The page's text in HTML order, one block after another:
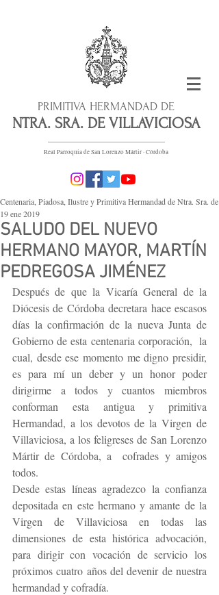
PRIMITIVA HERMANDAD DE
NTRA. SRA. DE VILLAVICIOSA
Real Parroquia de San Lorenzo Mártir · Córdoba
SALUDO DEL NUEVO
HERMANO MAYOR, MARTÍN
PEDREGOSA JIMÉNEZ
Centenaria, Piadosa, Ilustre y Primitiva Hermandad de Ntra. Sra.
19 ene 2019
Después de que la Vicaría General de la
Diócesis de Córdoba decretara hace escasos
días la confirmación de la nueva Junta de
Gobierno de esta centenaria corporación,  la
cual, desde ese momento me digno presidir,
es para mí un deber y un honor poder
dirigirme a todos y cuantos miembros
conforman esta antigua y primitiva
Hermandad, a los devotos de la Virgen de
Villaviciosa, a los feligreses de San Lorenzo
Mártir de Córdoba, a  cofrades y amigos
todos.
Desde estas líneas agradezco la confianza
depositada en este hermano y amante de la
Virgen de Villaviciosa en todas las
dimensiones de esta histórica advocación,
para dirigir con vocación de servicio los
próximos cuatro años del devenir de nuestra
hermandad y cofradía.